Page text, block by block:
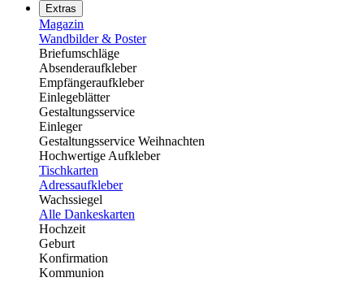
Extras
Magazin
Wandbilder & Poster
Briefumschläge
Absenderaufkleber
Empfängeraufkleber
Einlegeblätter
Gestaltungsservice
Einleger
Gestaltungsservice Weihnachten
Hochwertige Aufkleber
Tischkarten
Adressaufkleber
Wachssiegel
Alle Dankeskarten
Hochzeit
Geburt
Konfirmation
Kommunion